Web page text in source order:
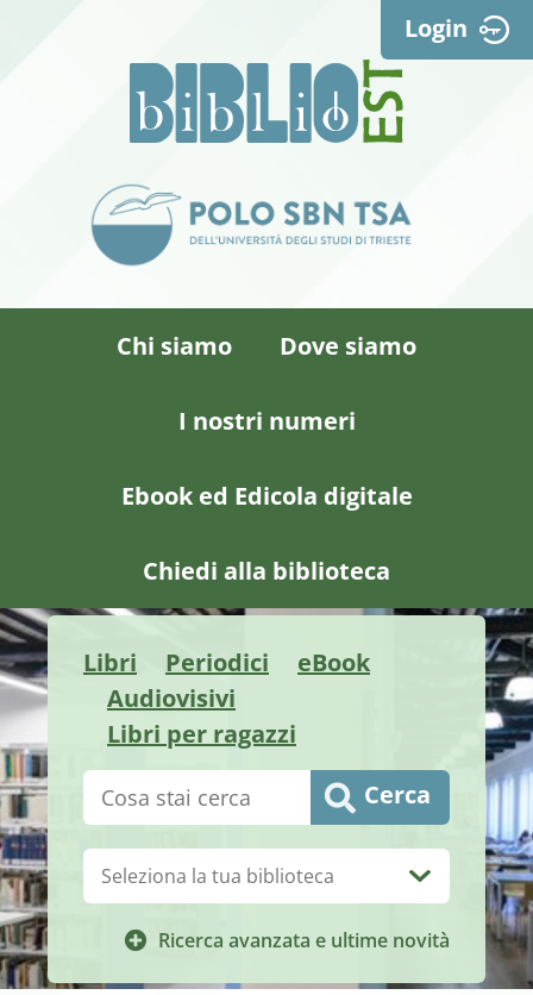
Login
Chi siamo Dove siamo
I nostri numeri
Ebook ed Edicola digitale
Chiedi alla biblioteca
Libri Periodici
eBook
Audiovisivi
Libri per ragazzi
Cerca su "Catalogo" Cerca
Ricerca avanzata e ultime novità
Biblioteca: